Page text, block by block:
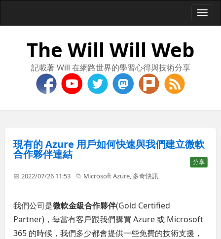
The Will Will Web
記載著 Will 在網路世界的學習心得與技術分享
現有的 Azure 用戶如何快速與我們建立微軟
合作夥伴連結
分享
📅 2022/07/26 11:53 📁 Microsoft Azure 多奇快訊
我們公司是微軟金級合作夥伴(Gold Certified
Partner)，每當有客戶跟我們購買 Azure 或 Microsoft
365 的時候，我們多少都會提供一些免費的技術支援，